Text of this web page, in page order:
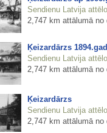
Sendienu Latvija
2,747 km attālumā no
Ķeizardārzs
Sendienu Latvija
2,747 km attālumā no
Ķeizardārzs
Sendienu Latvija
2,747 km attālumā no